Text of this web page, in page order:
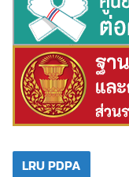
LRU PDPA